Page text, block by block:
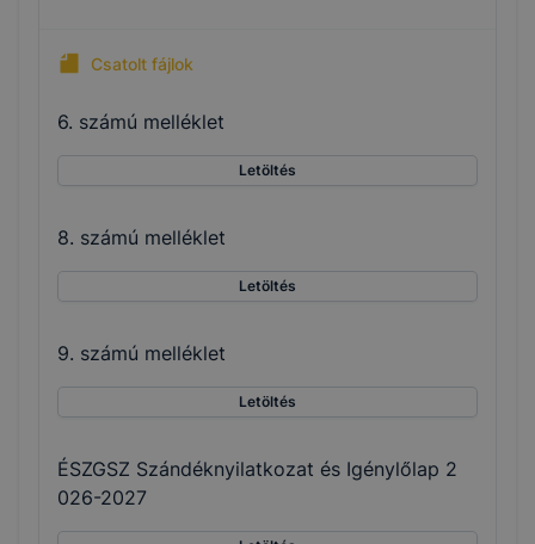
Csatolt fájlok
6. számú melléklet
Letöltés
8. számú melléklet
Letöltés
9. számú melléklet
Letöltés
ÉSZGSZ Szándéknyilatkozat és Igénylőlap 2
026-2027